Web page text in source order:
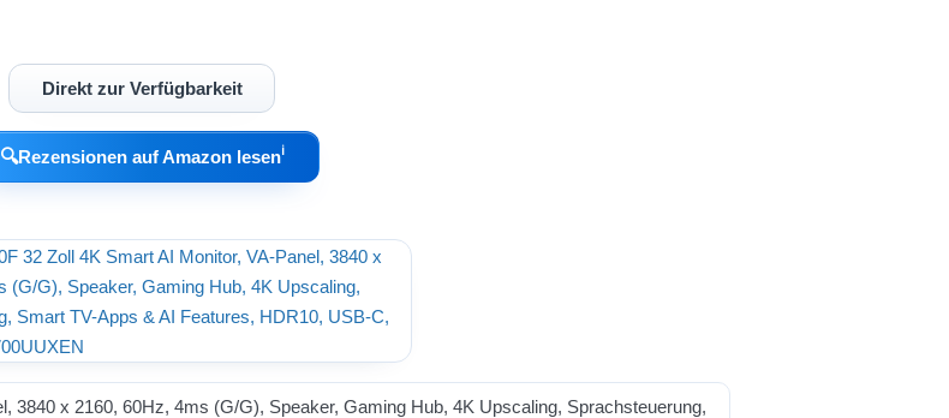
Direkt zur Verfügbarkeit
🔍Rezensionen auf Amazon lesenℹ︎